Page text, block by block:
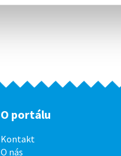
O portálu
Kontakt
O nás